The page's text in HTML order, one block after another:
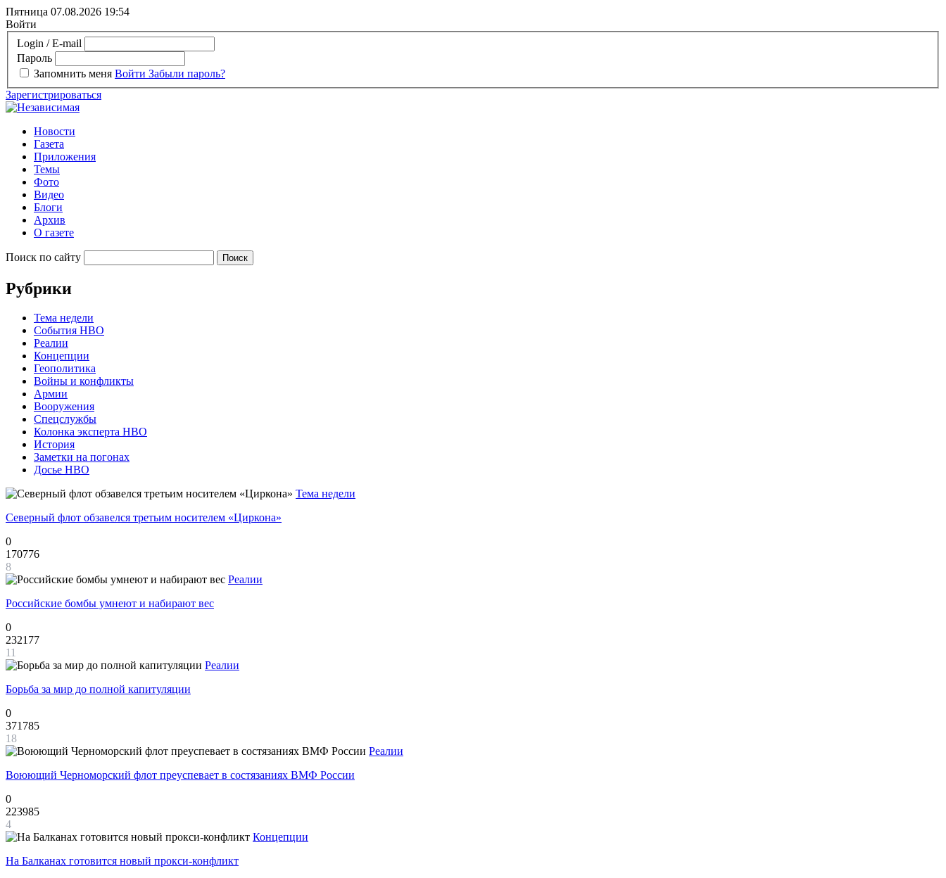
Пятница 07.08.2026 19:54
Войти
Login / E-mail
Пароль
Запомнить меня Войти Забыли пароль?
Зарегистрироваться
Новости
Газета
Приложения
Темы
Фото
Видео
Блоги
Архив
О газете
Поиск по сайту
Рубрики
Тема недели
События НВО
Реалии
Концепции
Геополитика
Войны и конфликты
Армии
Вооружения
Спецслужбы
Колонка эксперта НВО
История
Заметки на погонах
Досье НВО
Тема недели
Северный флот обзавелся третьим носителем «Циркона»
0
170776
8
Реалии
Российские бомбы умнеют и набирают вес
0
232177
11
Реалии
Борьба за мир до полной капитуляции
0
371785
18
Реалии
Воюющий Черноморский флот преуспевает в состязаниях ВМФ России
0
223985
4
Концепции
На Балканах готовится новый прокси-конфликт